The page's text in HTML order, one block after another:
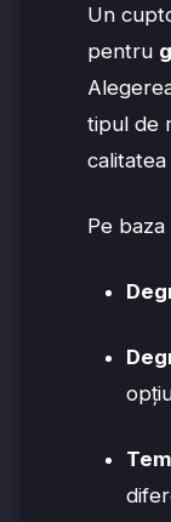
Un
pentru
tipul de
Pe